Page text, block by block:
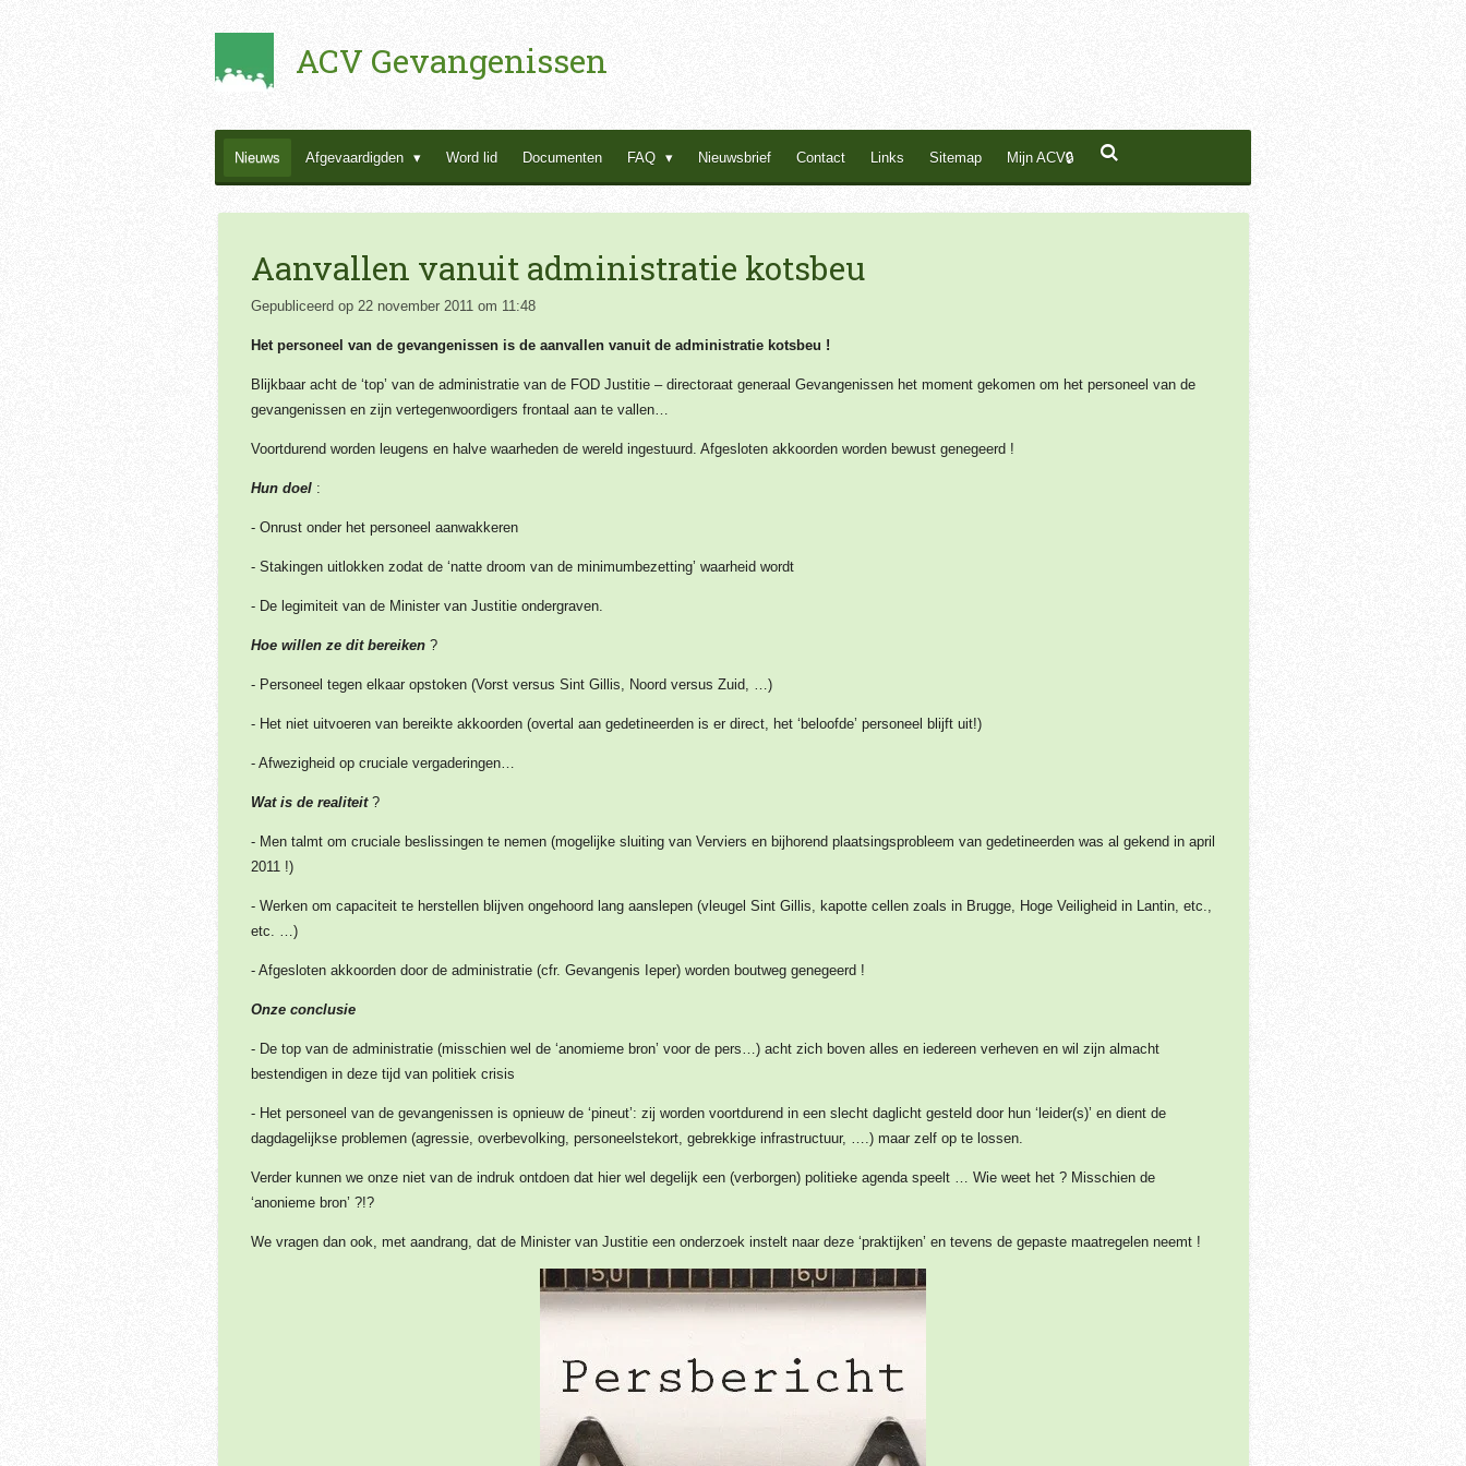
ACV Gevangenissen
Nieuws Afgevaardigden Word lid Documenten FAQ Nieuwsbrief Contact Links Sitemap Mijn ACV🔒
Aanvallen vanuit administratie kotsbeu
Gepubliceerd op 22 november 2011 om 11:48
Het personeel van de gevangenissen is de aanvallen vanuit de administratie kotsbeu !
Blijkbaar acht de ‘top’ van de administratie van de FOD Justitie – directoraat generaal Gevangenissen het moment gekomen om het personeel van de
gevangenissen en zijn vertegenwoordigers frontaal aan te vallen…
Voortdurend worden leugens en halve waarheden de wereld ingestuurd. Afgesloten akkoorden worden bewust genegeerd !
Hun doel:
- Onrust onder het personeel aanwakkeren
- Stakingen uitlokken zodat de ‘natte droom van de minimumbezetting’ waarheid wordt
- De legimiteit van de Minister van Justitie ondergraven.
Hoe willen ze dit bereiken?
- Personeel tegen elkaar opstoken (Vorst versus Sint Gillis, Noord versus Zuid, …)
- Het niet uitvoeren van bereikte akkoorden (overtal aan gedetineerden is er direct, het ‘beloofde’ personeel blijft uit!)
- Afwezigheid op cruciale vergaderingen…
Wat is de realiteit?
- Men talmt om cruciale beslissingen te nemen (mogelijke sluiting van Verviers en bijhorend plaatsingsprobleem van gedetineerden was al gekend in april
2011 !)
- Werken om capaciteit te herstellen blijven ongehoord lang aanslepen (vleugel Sint Gillis, kapotte cellen zoals in Brugge, Hoge Veiligheid in Lantin, etc.,
etc. …)
- Afgesloten akkoorden door de administratie (cfr. Gevangenis Ieper) worden boutweg genegeerd !
Onze conclusie
- De top van de administratie (misschien wel de ‘anomieme bron’ voor de pers…) acht zich boven alles en iedereen verheven en wil zijn almacht
bestendigen in deze tijd van politiek crisis
- Het personeel van de gevangenissen is opnieuw de ‘pineut’: zij worden voortdurend in een slecht daglicht gesteld door hun ‘leider(s)’ en dient de
dagdagelijkse problemen (agressie, overbevolking, personeelstekort, gebrekkige infrastructuur, ….) maar zelf op te lossen.
Verder kunnen we onze niet van de indruk ontdoen dat hier wel degelijk een (verborgen) politieke agenda speelt … Wie weet het ? Misschien de
‘anonieme bron’ ?!?
We vragen dan ook, met aandrang, dat de Minister van Justitie een onderzoek instelt naar deze ‘praktijken’ en tevens de gepaste maatregelen neemt !